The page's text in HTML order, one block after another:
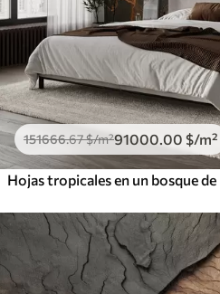
151666.67$/m²91000.00 $/m²
Hojas tropicales en un bosque de